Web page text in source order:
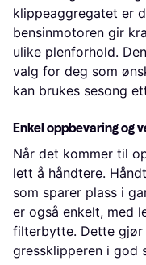
klippeaggregatet er
bensinmotoren gir
ulike plenforhold.
valg for deg som
kan brukes sesong
Enkel oppbevaring og
Når det kommer til
lett å håndtere.
som sparer plass i
er også enkelt, med
filterbytte. Dette gjør
gressklipperen i god